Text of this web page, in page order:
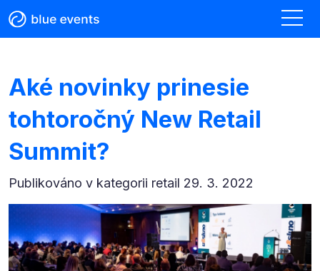
Aké novinky prinesie
tohtoročný New Retail
Summit?
Publikováno v kategorii retail 29. 3. 2022